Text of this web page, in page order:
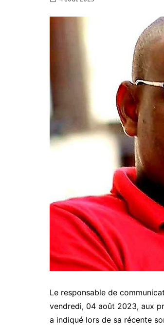
Le responsable de
vendredi, 04 août 2023, aux
a indiqué lors de sa récente